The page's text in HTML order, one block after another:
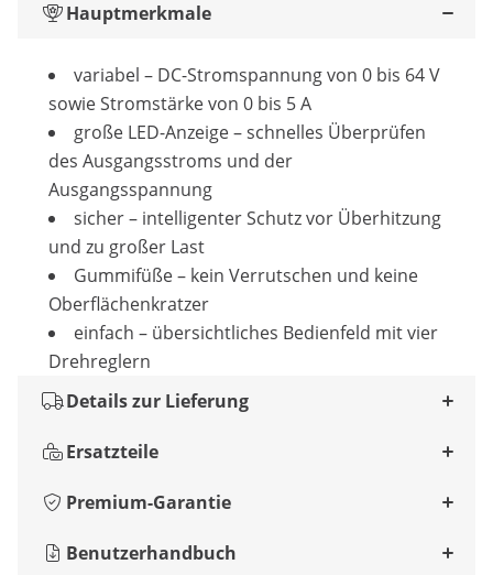
Hauptmerkmale
variabel ­– DC-Stromspannung von 0 bis 64 V
sowie Stromstärke von 0 bis 5 A
große LED-Anzeige – schnelles Überprüfen
des Ausgangsstroms und der
Ausgangsspannung
sicher – intelligenter Schutz vor Überhitzung
und zu großer Last
Gummifüße – kein Verrutschen und keine
Oberflächenkratzer
einfach – übersichtliches Bedienfeld mit vier
Drehreglern
Details zur Lieferung
Ersatzteile
Premium-Garantie
Benutzerhandbuch